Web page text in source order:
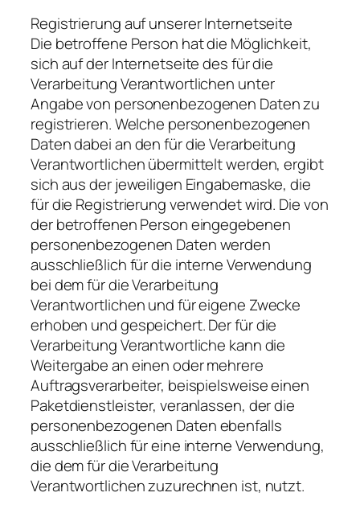
Registrierung auf unserer Internetseite
Die betroffene Person hat die Möglichkeit,
sich auf der Internetseite des für die
Verarbeitung Verantwortlichen unter
Angabe von personenbezogenen Daten zu
registrieren. Welche personenbezogenen
Daten dabei an den für die Verarbeitung
Verantwortlichen übermittelt werden, ergibt
sich aus der jeweiligen Eingabemaske, die
für die Registrierung verwendet wird. Die von
der betroffenen Person eingegebenen
personenbezogenen Daten werden
ausschließlich für die interne Verwendung
bei dem für die Verarbeitung
Verantwortlichen und für eigene Zwecke
erhoben und gespeichert. Der für die
Verarbeitung Verantwortliche kann die
Weitergabe an einen oder mehrere
Auftragsverarbeiter, beispielsweise einen
Paketdienstleister, veranlassen, der die
personenbezogenen Daten ebenfalls
ausschließlich für eine interne Verwendung,
die dem für die Verarbeitung
Verantwortlichen zuzurechnen ist, nutzt.